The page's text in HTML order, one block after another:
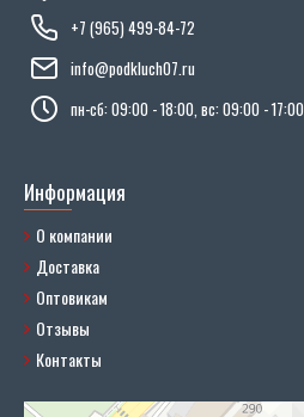
+7 (965) 499-84-72
info@podkluch07.ru
пн-сб: 09:00 - 18:00, вс: 09:00 - 17:00
Информация
О компании
Доставка
Оптовикам
Отзывы
Контакты